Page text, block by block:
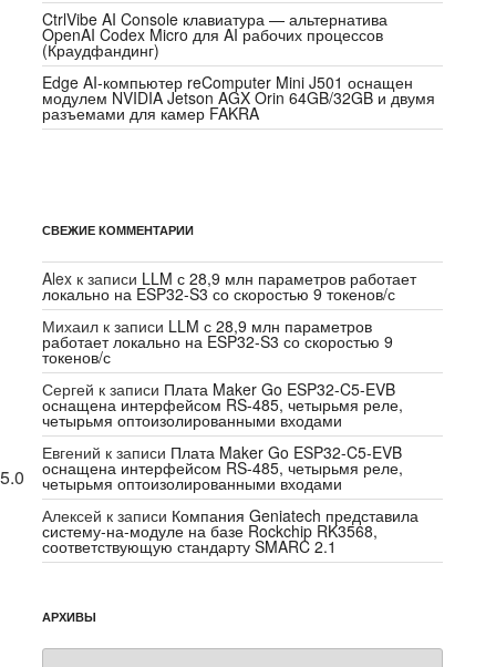
CtrlVibe AI Console клавиатура — альтернатива
OpenAI Codex Micro для AI рабочих процессов
(Краудфандинг)
Edge AI-компьютер reComputer Mini J501 оснащен
модулем NVIDIA Jetson AGX Orin 64GB/32GB и двумя
разъемами для камер FAKRA
СВЕЖИЕ КОММЕНТАРИИ
Alex к записи LLM с 28,9 млн параметров работает
локально на ESP32-S3 со скоростью 9 токенов/с
Михаил к записи LLM с 28,9 млн параметров
работает локально на ESP32-S3 со скоростью 9
токенов/с
Сергей к записи Плата Maker Go ESP32-C5-EVB
оснащена интерфейсом RS-485, четырьмя реле,
четырьмя оптоизолированными входами
Евгений к записи Плата Maker Go ESP32-C5-EVB
оснащена интерфейсом RS-485, четырьмя реле,
четырьмя оптоизолированными входами
Алексей к записи Компания Geniatech представила
систему-на-модуле на базе Rockchip RK3568,
соответствующую стандарту SMARC 2.1
АРХИВЫ
Архивы